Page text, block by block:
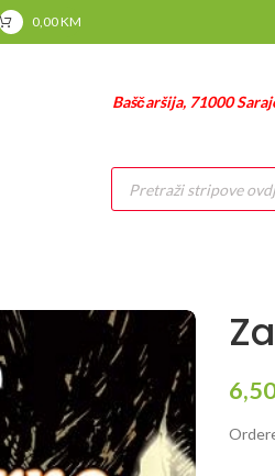
0,00KM
Baščaršija, 71000
Products
search